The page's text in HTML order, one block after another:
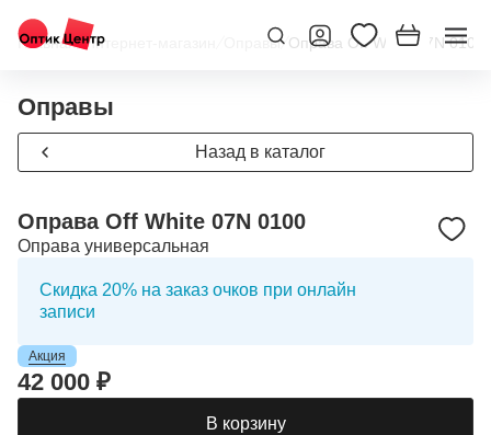
Главная/Интернет-магазин Оправы/ Оправа Off White 07N 0100
Оправы
Назад в каталог
Оправа Off White 07N 0100
Оправа универсальная
Скидка 20% на заказ очков при онлайн
записи
Акция
42 000 ₽
В корзину